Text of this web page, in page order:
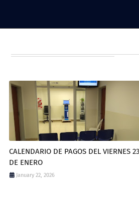
CALENDARIO DE PAGOS DEL VIERNES 23
DE ENERO
January 22, 2026